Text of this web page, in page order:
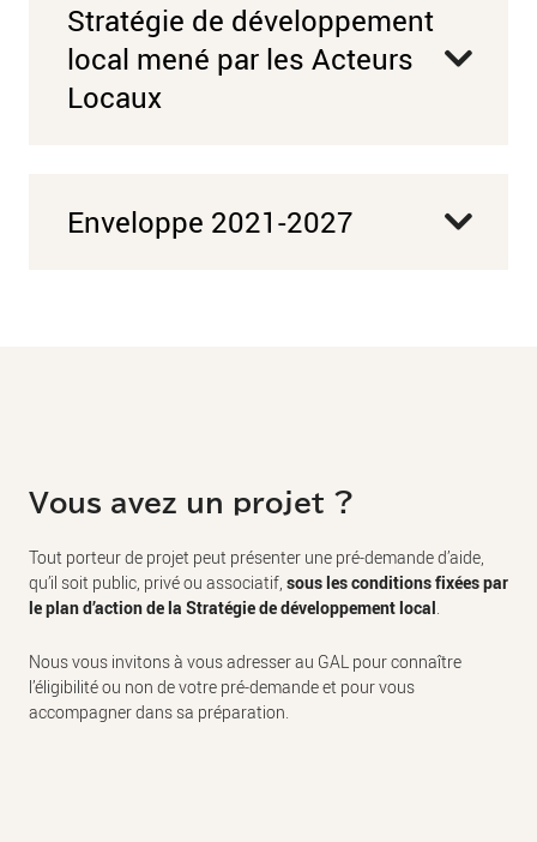
Stratégie de développement
local mené par les Acteurs
Locaux
Enveloppe 2021-2027
Vous avez un projet ?
Tout porteur de projet peut présenter une pré-demande d’aide,
qu’il soit public, privé ou associatif, sous les conditions fixées par
le plan d’action de la Stratégie de développement local.
Nous vous invitons à vous adresser au GAL pour connaître
l’éligibilité ou non de votre pré-demande et pour vous
accompagner dans sa préparation.